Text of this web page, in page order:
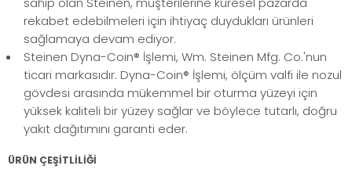
rekabet edebilmeleri için ihtiyaç duydukları ürünleri
sağlamaya devam ediyor.
Steinen Dyna-Coin® İşlemi, Wm. Steinen Mfg. Co.'nun
ticari markasıdır. Dyna-Coin® İşlemi, ölçüm valfi ile nozul
gövdesi arasında mükemmel bir oturma yüzeyi için
yüksek kaliteli bir yüzey sağlar ve böylece tutarlı, doğru
yakıt dağıtımını garanti eder.
ÜRÜN ÇEŞİTLİLİĞİ